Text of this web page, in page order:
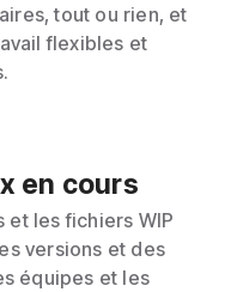
tout ou rien, et
flexibles et
en cours
les fichiers WIP
versions et des
équipes et les